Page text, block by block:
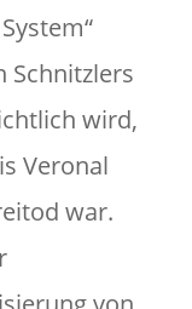
Schnitzlers
wird,
Veronal
war.